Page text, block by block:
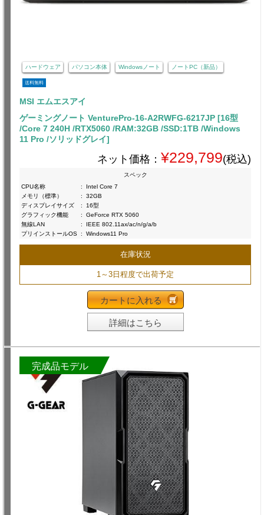
ハードウェア パソコン本体 Windowsノート ノートPC（新品）
送料無料
MSI エムエスアイ
ゲーミングノート VenturePro-16-A2RWFG-6217JP [16型
/Core 7 240H /RTX5060 /RAM:32GB /SSD:1TB /Windows
11 Pro /ソリッドグレイ]
ネット価格： ¥229,799(税込)
スペック
CPU名称
:
Intel Core 7
メモリ（標準）
:
32GB
ディスプレイサイズ
:
16型
グラフィック機能
:
GeForce RTX 5060
無線LAN
:
IEEE 802.11ax/ac/n/g/a/b
プリインストールOS : Windows11 Pro
在庫状況
1～3日程度で出荷予定
カートに入れる
詳細はこちら
完成品モデル